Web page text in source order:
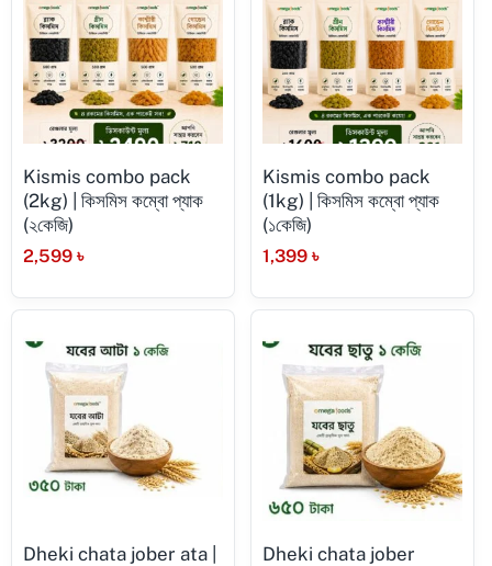
Kismis combo pack
(2kg) | কিসমিস কম্বো প্যাক
(২কেজি)
2,599 ৳
Kismis combo pack
(1kg) | কিসমিস কম্বো প্যাক
(১কেজি)
1,399 ৳
Dheki chata jober ata |
Dheki chata jober